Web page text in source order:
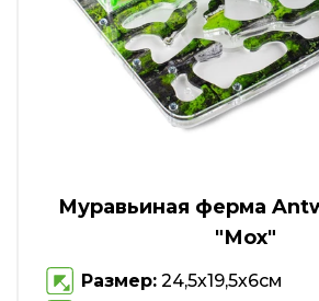
Муравьиная ферма
"Мох"
Размер: 24,5х19,5х6см